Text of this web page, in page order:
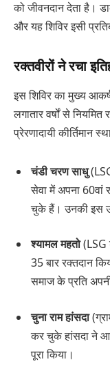
को जीवनदान देता है।
और यह शिविर इसी
रक्तवीरों ने रचा
इस शिविर का मुख्य
लगातार वर्षों से
प्रेरणादायी कीर्तिमान
चंडी चरण साधु
सेवा में अपना 60वां
चुके हैं। उनकी इस
श्यामल महतो(LSG
35 बार रक्तदान
समाज के प्रति अपनी
चुना राम हांसदा
कर चुके हांसदा ने
पूरा किया।